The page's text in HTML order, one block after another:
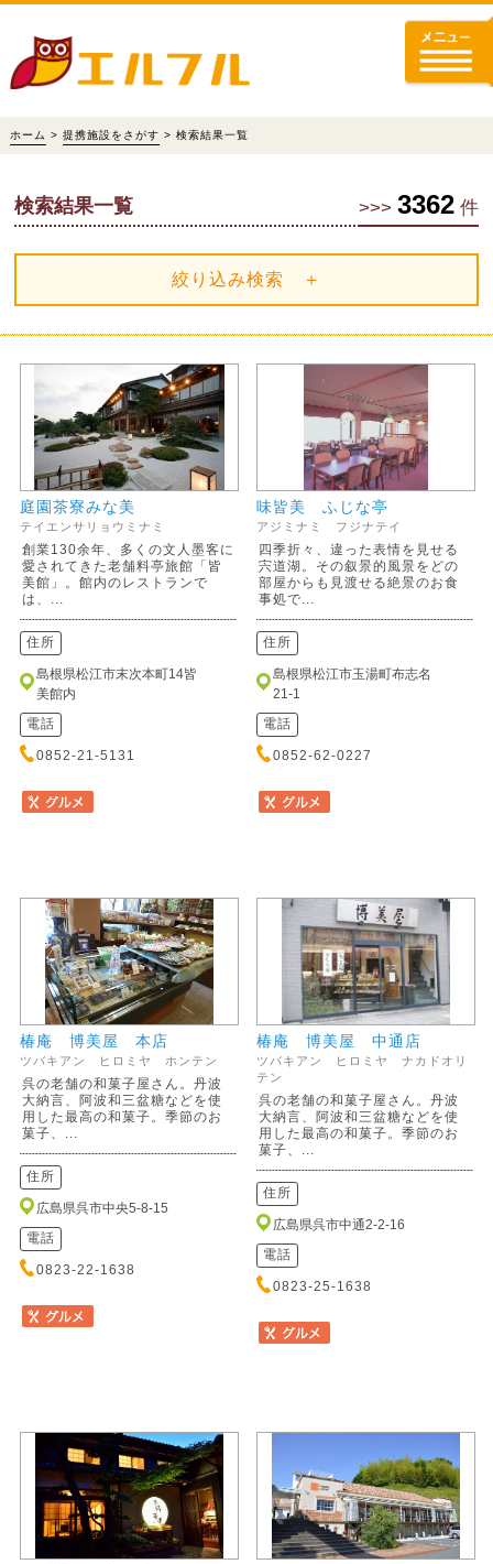
ホーム > 提携施設をさがす > 検索結果一覧
>>> 3362 件
検索結果一覧
絞り込み検索 ＋
庭園茶寮みな美
テイエンサリョウミナミ
創業130余年、多くの文人墨客に
愛されてきた老舗料亭旅館「皆
美館」。館内のレストランで
は、...
住所
島根県松江市末次本町14皆
美館内
電話
0852-21-5131
味皆美 ふじな亭
アジミナミ フジナテイ
四季折々、違った表情を見せる
宍道湖。その叙景的風景をどの
部屋からも見渡せる絶景のお食
事処で...
住所
島根県松江市玉湯町布志名
21-1
電話
0852-62-0227
椿庵 博美屋 本店
ツバキアン ヒロミヤ ホンテン
呉の老舗の和菓子屋さん。丹波
大納言、阿波和三盆糖などを使
用した最高の和菓子。季節のお
菓子、...
住所
広島県呉市中央5-8-15
電話
0823-22-1638
椿庵 博美屋 中通店
ツバキアン ヒロミヤ ナカドオリ
テン
呉の老舗の和菓子屋さん。丹波
大納言、阿波和三盆糖などを使
用した最高の和菓子。季節のお
菓子、...
住所
広島県呉市中通2-2-16
電話
0823-25-1638